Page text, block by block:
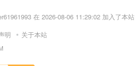
在 2026-08-06 11:29:02 加入了本站
在 2026-08-06 11:04:43 加入了本站
在 2026-08-06 10:50:48 加入了本站
明 关于本站